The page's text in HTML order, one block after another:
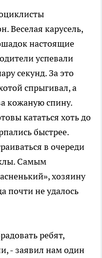
Веселая карусель,
настоящие
успевали
секунд. За это
спрыгивал, а
кожаную спину.
кататься хоть до
быстрее.
в очереди
Самым
хозяину
почти не удалось
ребят,
- заявил нам один